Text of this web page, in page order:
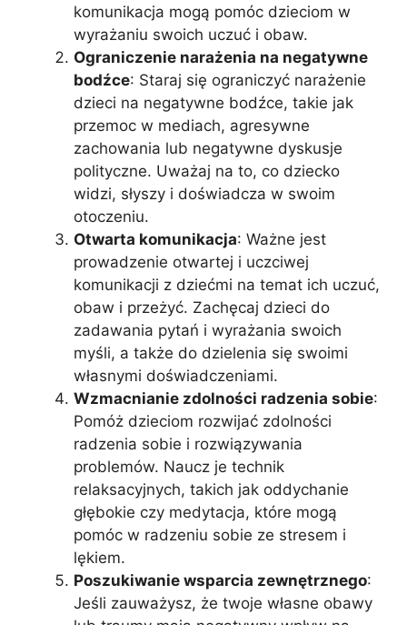
komunikacja mogą pomóc dzieciom w
wyrażaniu swoich uczuć i obaw.
Ograniczenie narażenia na negatywne
bodźce: Staraj się ograniczyć narażenie
dzieci na negatywne bodźce, takie jak
przemoc w mediach, agresywne
zachowania lub negatywne dyskusje
polityczne. Uważaj na to, co dziecko
widzi, słyszy i doświadcza w swoim
otoczeniu.
Otwarta komunikacja: Ważne jest
prowadzenie otwartej i uczciwej
komunikacji z dziećmi na temat ich uczuć,
obaw i przeżyć. Zachęcaj dzieci do
zadawania pytań i wyrażania swoich
myśli, a także do dzielenia się swoimi
własnymi doświadczeniami.
Wzmacnianie zdolności radzenia sobie:
Pomóż dzieciom rozwijać zdolności
radzenia sobie i rozwiązywania
problemów. Naucz je technik
relaksacyjnych, takich jak oddychanie
głębokie czy medytacja, które mogą
pomóc w radzeniu sobie ze stresem i
lękiem.
Poszukiwanie wsparcia zewnętrznego:
Jeśli zauważysz, że twoje własne obawy